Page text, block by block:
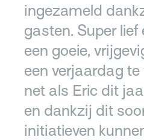
ingezameld
gasten. Super lief
een goeie,
een verjaardag
net als Eric dit
en dankzij dit
initiatieven